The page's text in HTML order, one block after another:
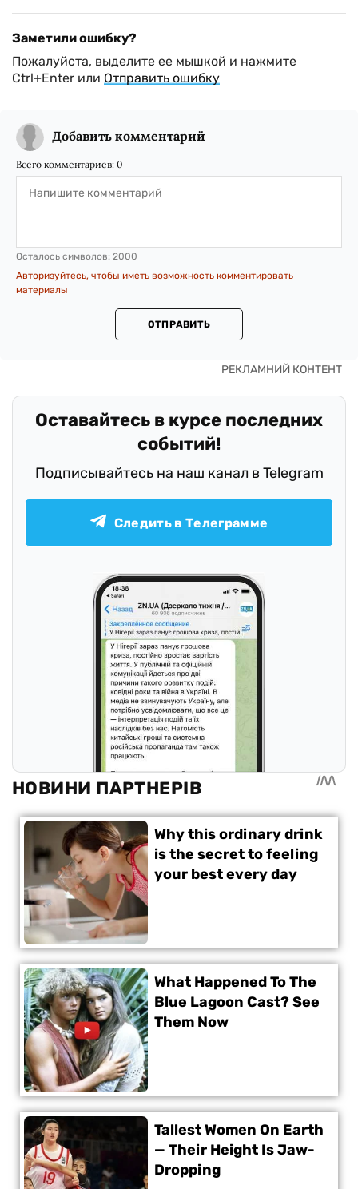
Заметили ошибку?
Пожалуйста, выделите ее мышкой и нажмите
Ctrl+Enter или Отправить ошибку
Добавить комментарий
Всего комментариев: 0
Осталось символов: 2000
Авторизуйтесь, чтобы иметь возможность комментировать
материалы
ОТПРАВИТЬ
Оставайтесь в курсе последних
событий!
Подписывайтесь на наш канал в Telegram
Следить в Телеграмме